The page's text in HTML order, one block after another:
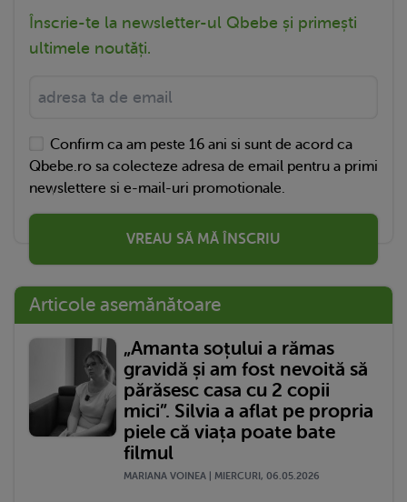
Înscrie-te la newsletter-ul Qbebe și primești
ultimele noutăți.
Confirm ca am peste 16 ani si sunt de acord ca
Qbebe.ro sa colecteze adresa de email pentru a primi
newslettere si e-mail-uri promotionale.
VREAU SĂ MĂ ÎNSCRIU
Articole asemănătoare
„Amanta soțului a rămas
gravidă și am fost nevoită să
părăsesc casa cu 2 copii
mici”. Silvia a aflat pe propria
piele că viața poate bate
filmul
MARIANA VOINEA | MIERCURI, 06.05.2026